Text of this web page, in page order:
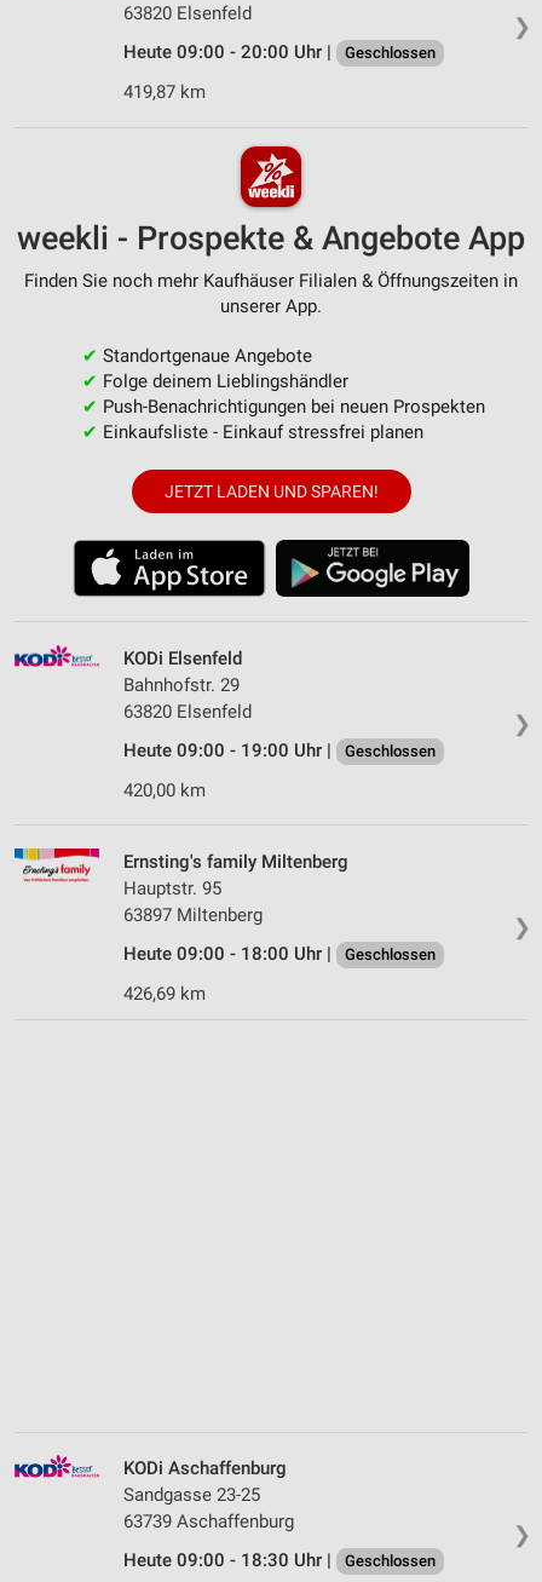
❯
63820 Elsenfeld
Heute 09:00 - 20:00 Uhr |
Geschlossen
419,87 km
weekli - Prospekte & Angebote App
Finden Sie noch mehr Kaufhäuser Filialen & Öffnungszeiten in
unserer App.
✔ Standortgenaue Angebote
✔ Folge deinem Lieblingshändler
✔ Push-Benachrichtigungen bei neuen Prospekten
✔ Einkaufsliste - Einkauf stressfrei planen
JETZT LADEN UND SPAREN!
❯
KODi Elsenfeld
Bahnhofstr. 29
63820 Elsenfeld
Heute 09:00 - 19:00 Uhr |
Geschlossen
420,00 km
❯
Ernsting's family Miltenberg
Hauptstr. 95
63897 Miltenberg
Heute 09:00 - 18:00 Uhr |
Geschlossen
426,69 km
❯
KODi Aschaffenburg
Sandgasse 23-25
63739 Aschaffenburg
Heute 09:00 - 18:30 Uhr |
Geschlossen